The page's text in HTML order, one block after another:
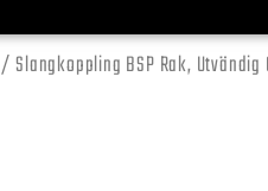
/ Slangkoppling BSP Rak, Utvändig